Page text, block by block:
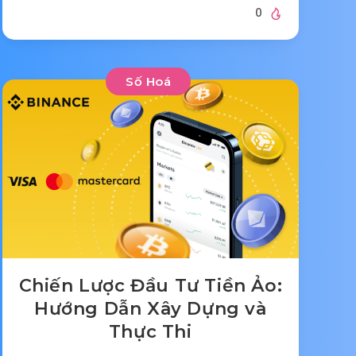
0
Số Hoá
Chiến Lược Đầu Tư Tiền Ảo:
Hướng Dẫn Xây Dựng và
Thực Thi